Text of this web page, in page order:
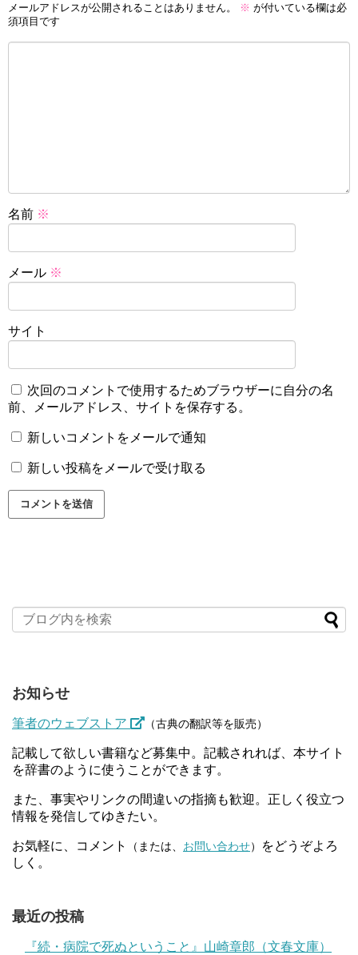
メールアドレスが公開されることはありません。 ※ が付いている欄は必
須項目です
名前 ※
メール ※
サイト
次回のコメントで使用するためブラウザーに自分の名
前、メールアドレス、サイトを保存する。
新しいコメントをメールで通知
新しい投稿をメールで受け取る
お知らせ
筆者のウェブストア （古典の翻訳等を販売）
記載して欲しい書籍など募集中。記載されれば、本サイト
を辞書のように使うことができます。
また、事実やリンクの間違いの指摘も歓迎。正しく役立つ
情報を発信してゆきたい。
お気軽に、コメント （または、 お問い合わせ）
をどうぞよろ
しく。
最近の投稿
『続・病院で死ぬということ』山崎章郎（文春文庫）